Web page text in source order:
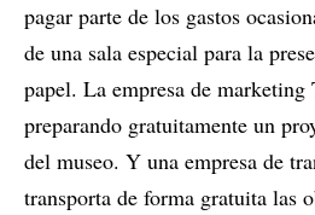
pagar parte de los gastos
de una sala especial para la
papel. La empresa de marketing
preparando gratuitamente un
del museo. Y una empresa de
transporta de forma gratuita las